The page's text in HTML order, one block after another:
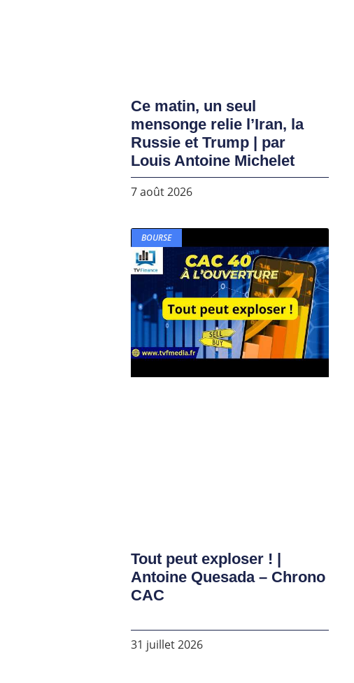
Ce matin, un seul
mensonge relie l’Iran, la
Russie et Trump | par
Louis Antoine Michelet
7 août 2026
BOURSE
Tout peut exploser ! |
Antoine Quesada – Chrono
CAC
31 juillet 2026